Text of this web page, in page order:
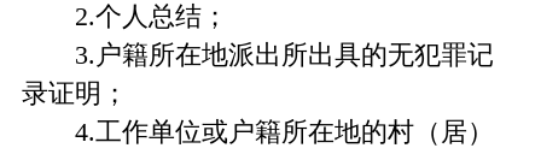
2.个人总结；
3.户籍所在地派出所出具的无犯罪记
录证明；
4.工作单位或户籍所在地的村（居）